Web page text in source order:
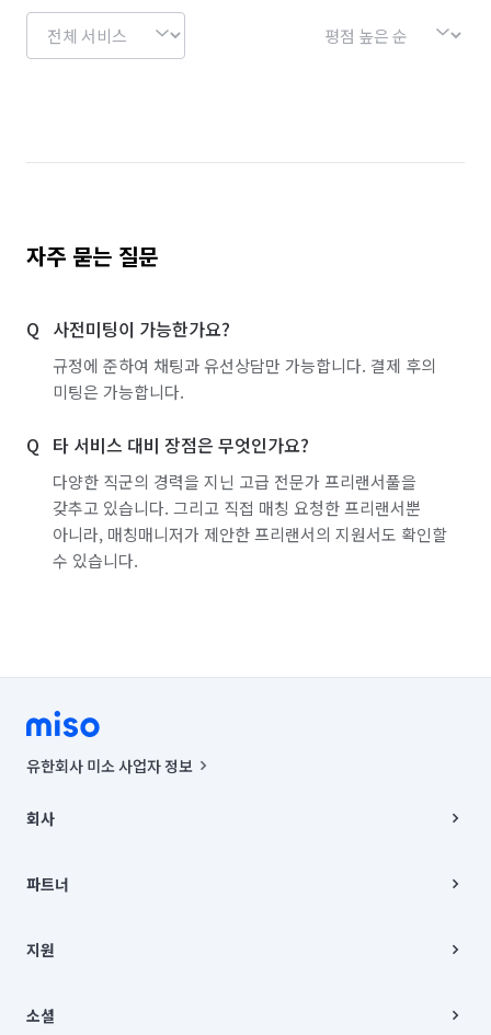
자주 묻는 질문
사전미팅이 가능한가요?
규정에 준하여 채팅과 유선상담만 가능합니다. 결제 후의
미팅은 가능합니다.
타 서비스 대비 장점은 무엇인가요?
다양한 직군의 경력을 지닌 고급 전문가 프리랜서풀을
갖추고 있습니다. 그리고 직접 매칭 요청한 프리랜서뿐
아니라, 매칭매니저가 제안한 프리랜서의 지원서도 확인할
수 있습니다.
유한회사 미소 사업자 정보
00019 |
주소 | 본사: 서울특별시 종로구 율곡로 6(중학동, 트윈트리빌딩) B동 5층
컨택센터 : 서울특별시 종로구 수송동 율곡로 24, 7층, 8층 미소
상품, 상품정보, 거래에 관한 의무와 책임은 거래당사자에게 있습니다.
언론 보도 관련 문의:
© 유한회사 미소. Miso, Inc. All Rights Reserved.
회사
채용
파트너
이사
지원
이용약관
소셜